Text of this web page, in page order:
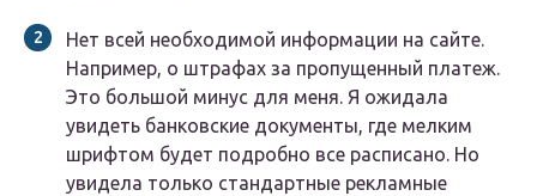
Нет всей необходимой информации на сайте.
Например, о штрафах за пропущенный платеж.
Это большой минус для меня. Я ожидала
увидеть банковские документы, где мелким
шрифтом будет подробно все расписано. Но
увидела только стандартные рекламные